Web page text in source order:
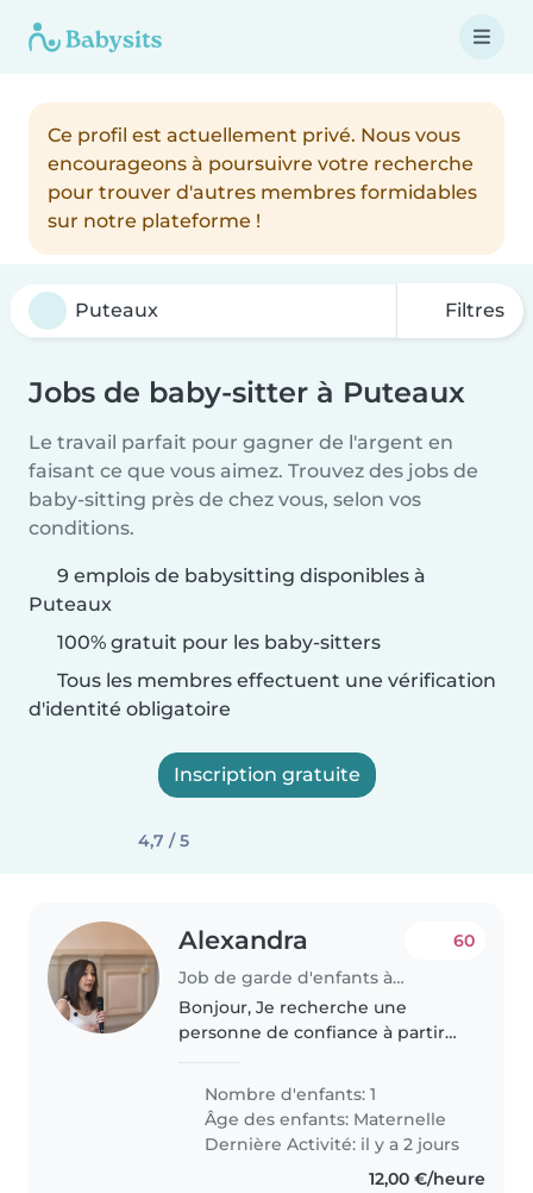
Ce profil est actuellement privé. Nous vous
encourageons à poursuivre votre recherche
pour trouver d'autres membres formidables
sur notre plateforme !
Filtres
Jobs de baby-sitter à Puteaux
Le travail parfait pour gagner de l'argent en
faisant ce que vous aimez. Trouvez des jobs de
baby-sitting près de chez vous, selon vos
conditions.
9 emplois de babysitting disponibles à
Puteaux
100% gratuit pour les baby-sitters
Tous les membres effectuent une vérification
d'identité obligatoire
Inscription gratuite
4,7 / 5
Alexandra
Job de garde d'enfants à Puteaux
60
Bonjour, Je recherche une
personne de confiance à partir
références pour aller chercher
ma princesse en sortie d'école et
prendre soin d'elle le mercredi
après-midi...
Nombre d'enfants: 1
Âge des enfants: Maternelle
Dernière Activité: il y a 2 jours
12,00 €/heure